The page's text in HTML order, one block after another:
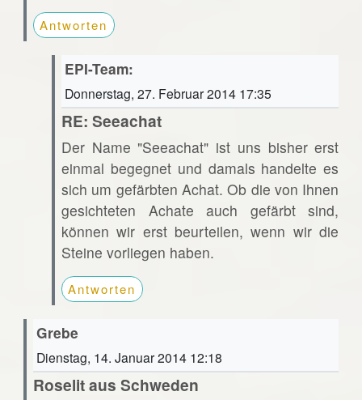
Antworten
EPI-Team:
Donnerstag, 27. Februar 2014 17:35
RE: Seeachat
Der Name "Seeachat" ist uns bisher erst
einmal begegnet und damals handelte es
sich um gefärbten Achat. Ob die von Ihnen
gesichteten Achate auch gefärbt sind,
können wir erst beurteilen, wenn wir die
Steine vorliegen haben.
Antworten
Grebe
Dienstag, 14. Januar 2014 12:18
Roselit aus Schweden